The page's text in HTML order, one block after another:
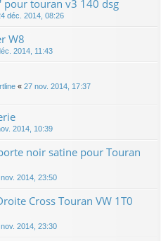
pour touran v3 140 dsg
déc. 2014, 08:26
W8
2014, 11:43
« 27 nov. 2014, 17:37
2014, 10:39
noir satine pour Touran
2014, 23:50
Cross Touran VW 1T0
2014, 23:30